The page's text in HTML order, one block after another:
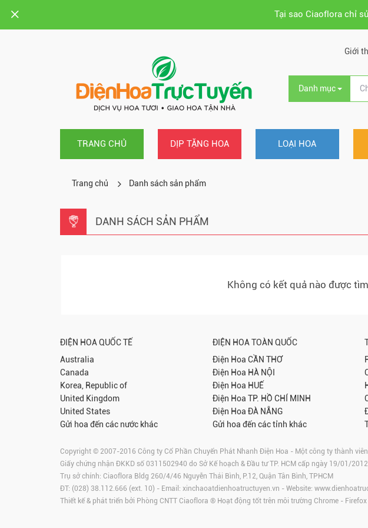
Tại sao Ciaoflora chỉ
Giới
Danh mục
TRANG CHỦ DỊP TẶNG HOA LOẠI HOA
Trang chủ Danh sách sản phẩm
DANH SÁCH SẢN PHẨM
Không có kết quả nào được
ĐIỆN HOA QUỐC TẾ
Australia
Canada
Korea, Republic of
United Kingdom
United States
Gửi hoa đến các nước khác
ĐIỆN HOA TOÀN QUỐC
Điện Hoa CẦN THƠ
Điện Hoa HÀ NỘI
Điện Hoa HUẾ
Điện Hoa TP. HỒ CHÍ MINH
Điện Hoa ĐÀ NẴNG
Gửi hoa đến các tỉnh khác
Copyright © 2007-2016 Công ty Cổ Phần Chuyển Phát Nhanh Điện Hoa - Một công ty thành
Giấy chứng nhận ĐKKD số 0311502940 do Sở Kế hoạch & Đầu tư TP. HCM cấp ngày 19/01/2012
Trụ sở chính: Ciaoflora Bldg 260/4/46 Nguyễn Thái Bình, P.12, Quận Tân Bình, TPHCM
ĐT: (028) 38.112.666 (ext. 10) - Email: xinchaoatdienhoatructuyen.vn - Website:
Thiết kế & phát triển bởi Phòng CNTT Ciaoflora ® Hoạt động tốt trên môi trường Chrome - Firefox